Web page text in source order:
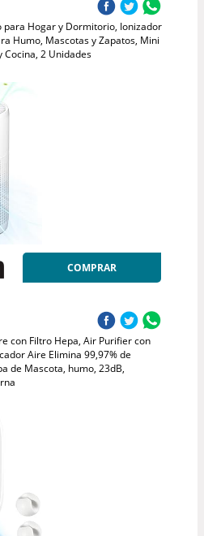
para Hogar y Dormitorio, Ionizador
Humo, Mascotas y Zapatos, Mini
2 Unidades
COMPRAR
con Filtro Hepa, Air Purifier con
Aire Elimina 99,97% de
de Mascota, humo, 23dB,